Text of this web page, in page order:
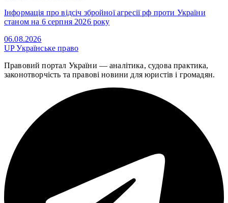
Інформація про відсіч збройної агресії рф проти України
станом на 6 серпня 2026 року
06.08.2026
UPУкраїнське право
Правовий портал України — аналітика, судова практика,
законотворчість та правові новини для юристів і громадян.